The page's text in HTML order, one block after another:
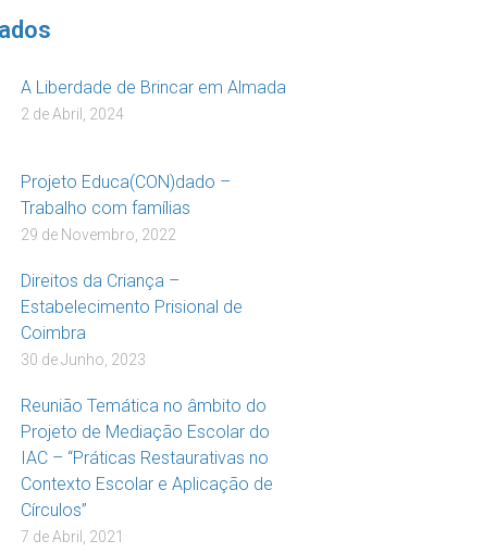
A Liberdade de Brincar em Almada
2 de Abril, 2024
Projeto Educa(CON)dado –
Trabalho com famílias
29 de Novembro, 2022
Direitos da Criança –
Estabelecimento Prisional de
Coimbra
30 de Junho, 2023
Reunião Temática no âmbito do
Projeto de Mediação Escolar do
IAC – “Práticas Restaurativas no
Contexto Escolar e Aplicação de
Círculos”
7 de Abril, 2021